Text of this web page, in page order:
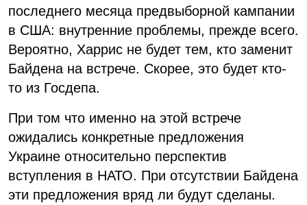
последнего месяца предвыборной кампании
в США: внутренние проблемы, прежде всего.
Вероятно, Харрис не будет тем, кто заменит
Байдена на встрече. Скорее, это будет кто-
то из Госдепа.
При том что именно на этой встрече
ожидались конкретные предложения
Украине относительно перспектив
вступления в НАТО. При отсутствии Байдена
эти предложения вряд ли будут сделаны.